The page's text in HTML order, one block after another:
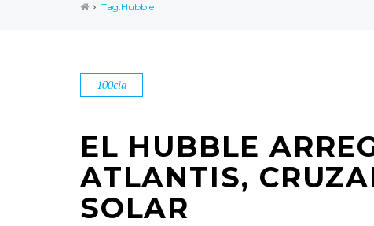
Tag:Hubble
100cia
EL HUBBLE
ATLANTIS,
SOLAR